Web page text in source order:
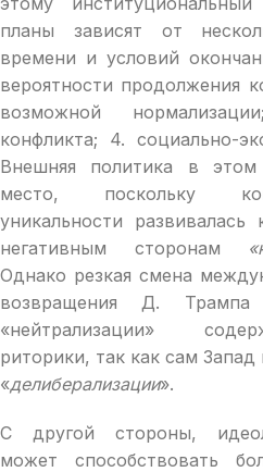
планы зависят от
времени и условий
вероятности продолжения
возможной
конфликта; 4. социально-
Внешняя политика в
место, поскольку
уникальности развивалась
негативным сторонам
Однако резкая смена
возвращения Д.
«нейтрализации»
риторики, так как сам
«делиберализации».
С другой стороны,
может способствовать